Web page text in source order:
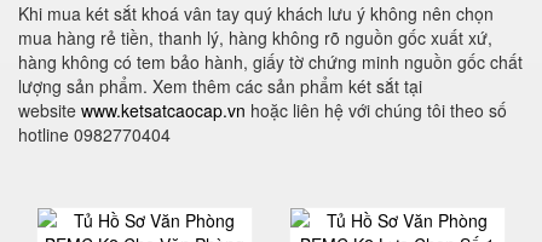
Khi mua két sắt khoá vân tay quý khách lưu ý không nên chọn
mua hàng rẻ tiền, thanh lý, hàng không rõ nguồn gốc xuất xứ,
hàng không có tem bảo hành, giấy tờ chứng minh nguồn gốc chất
lượng sản phẩm. Xem thêm các sản phẩm két sắt tại
website www.ketsatcaocap.vn hoặc liên hệ với chúng tôi theo số
hotline 0982770404